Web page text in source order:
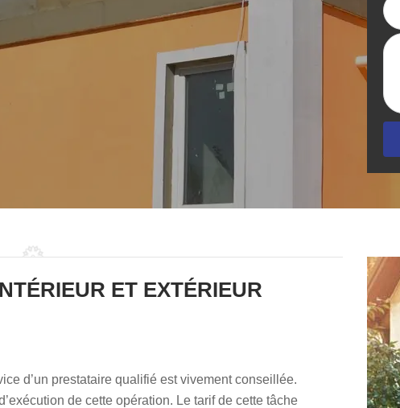
ET EXTÉRIEUR
d’un prestataire qualifié est vivement conseillée.
de cette opération. Le tarif de cette tâche